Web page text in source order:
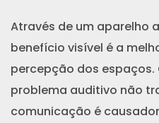
Através de um aparelho
benefício visível é a
percepção dos espaços.
problema auditivo não
comunicação é